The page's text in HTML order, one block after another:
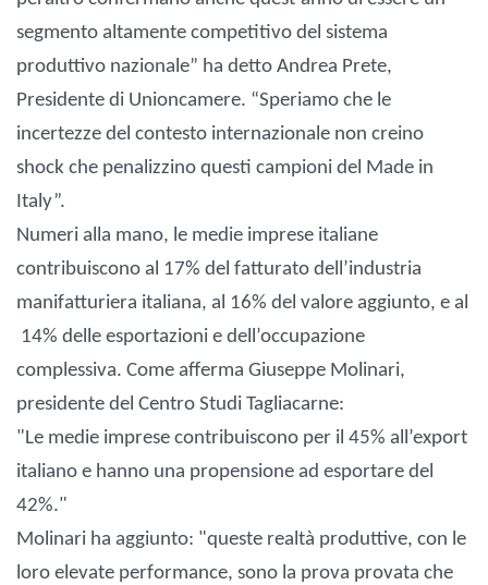
segmento altamente competitivo del sistema
produttivo nazionale” ha detto Andrea Prete,
Presidente di Unioncamere. “Speriamo che le
incertezze del contesto internazionale non creino
shock che penalizzino questi campioni del Made in
Italy”.
Numeri alla mano, le medie imprese italiane
contribuiscono al 17% del fatturato dell’industria
manifatturiera italiana, al 16% del valore aggiunto, e al
14% delle esportazioni e dell’occupazione
complessiva. Come afferma Giuseppe Molinari,
presidente del Centro Studi Tagliacarne:
"Le medie imprese contribuiscono per il 45% all’export
italiano e hanno una propensione ad esportare del
42%."
Molinari ha aggiunto: "queste realtà produttive, con le
loro elevate performance, sono la prova provata che